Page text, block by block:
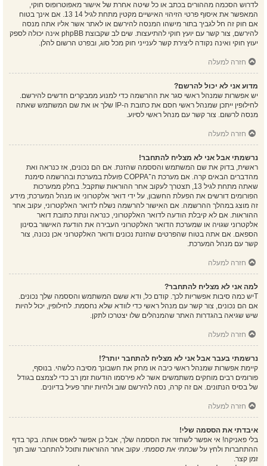
לדרוש הסכמה מההורים בכתב או כל שיטה אחרת של אישור מאפוטרופוס חוקי,
המאפשר את איסוף פרטי הזיהוי האישיים מקטין מתחת לגיל 14 13. אם אינך בטוח
אם חוק זה חל לגביך בתור מישהו המנסה להירשם או לאתר אשר אליו אתה מנסה
להירשם, צור קשר עם יועץ חוקי להתיעצות. שים לב שקבוצת phpBB אינה יכולה לספק
יעוץ חוקי ואינה נקודה ליצירת קשר לענייני חוק מכל סוג, ובפרט הרשום להלן.
חזרה למעלה
מדוע אני לא יכול להרשם?
יש אפשרות שמנהל ראשי סגר את ההרשמה כדי למנוע ממבקרים חדשים להירשם.
לחילופין ייתכן שמנהל ראשי חסם את כתובת ה-IP שלך או את שם המשתמש שאתה
מנסה לרשום. צור קשר עם מנהל ראשי לסיוע.
חזרה למעלה
נרשמתי אבל אני לא מצליח להתחבר!
ראשית, בדוק את שם המשתמש והססמה שהזנת. אם הם נכונים, אז כנראה ואת
מהדברים הבאים קרה. אם מערכת ה־COPPA פועלת במערכת ובהרשמה סימנת
שאתה מתחת לגיל 13, תצטרך לעקוב אחר ההוראות שתקבל. בחלק ממערכות
הפורומים דורשים את הפעלת החשבון, על ידי דואר אלקטרוני או מנהל המערכת; מידע
זה מוצג במהלך ההרשמה. אם האישור להרשמה נשלח לדואר האלקטרוני, עקוב אחר
ההוראות. אם לא קיבלת הודעה לדואר האלקטרוני, כנראה ונתת כתובת דואר
אלקטרוני שגויה או שמערכת הדואר האלקטרוני העבירה את הודעת האישור בסינון
הספאם. אם אתה בטוח שהפרטים שהזנת נכונים ודואר האלקטרוני אכן נכונה, צור
קשר עם מנהל המערכת.
חזרה למעלה
למה אני לא מצליח להתחבר?
Tיש כמה סיבות אפשריות לכך. קודם כל, ודא ששם המשתמש והססמה שלך נכונים.
אם הם נכונים, צור קשר עם מנהל ראשי כדי לוודא שלא נחסמת. לחילופין, יכול להיות
שיש שגיאה בהגדרות האתר שהמנהלים שלו יצטרכו לתקן.
חזרה למעלה
נרשמתי בעבר אבל אני לא מצליח להתחבר יותר?!
קיימת אפשרות שמנהל ראשי כיבה או מחק את חשבונך מסיבה כלשהי. בנוסף,
פורומים רבים מוחקים משתמשים אשר לא פירסמו הודעות זמן רב כדי לצמצם בגודל
של בסיס הנתונים. אם זה קרה, נסה להירשם שוב ולהיות יותר פעיל בדיונים.
חזרה למעלה
איבדתי את הססמה שלי!
בלי פאניקה! אי אפשר לשחזר את הססמה שלך, אבל כן אפשר לאפס אותה. בקר בדף
ההתחברות ולחץ על שכחתי את ססמתי. עקוב אחר ההוראות ותוכל להתחבר שוב תוך
זמן קצר.